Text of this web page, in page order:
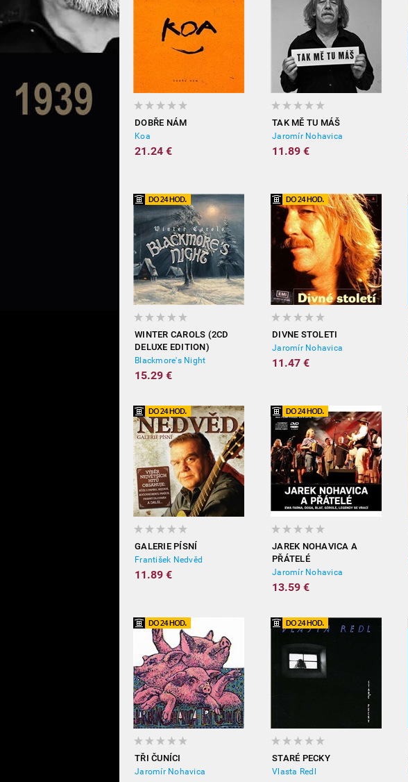
DOBŘE NÁM
Koa
21.24 €
TAK MĚ TU MÁŠ
Jaromír Nohavica
11.89 €
WINTER CAROLS (2CD
DELUXE EDITION)
Blackmore's Night
15.29 €
DIVNE STOLETI
Jaromír Nohavica
11.47 €
GALERIE PÍSNÍ
František Nedvěd
11.89 €
JAREK NOHAVICA A
PŘÁTELÉ
Jaromír Nohavica
13.59 €
TŘI ČUNÍCI
Jaromír Nohavica
STARÉ PECKY
Vlasta Redl